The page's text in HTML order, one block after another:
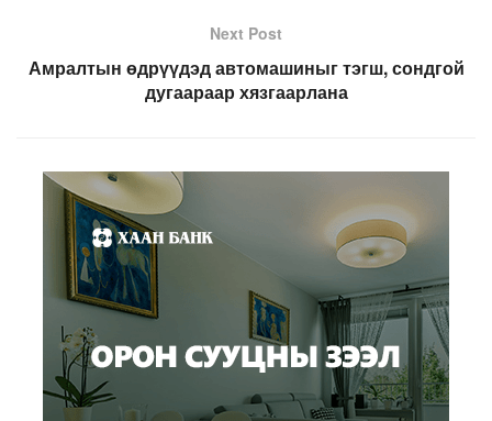
Next Post
Амралтын өдрүүдэд автомашиныг тэгш, сондгой
дугаараар хязгаарлана